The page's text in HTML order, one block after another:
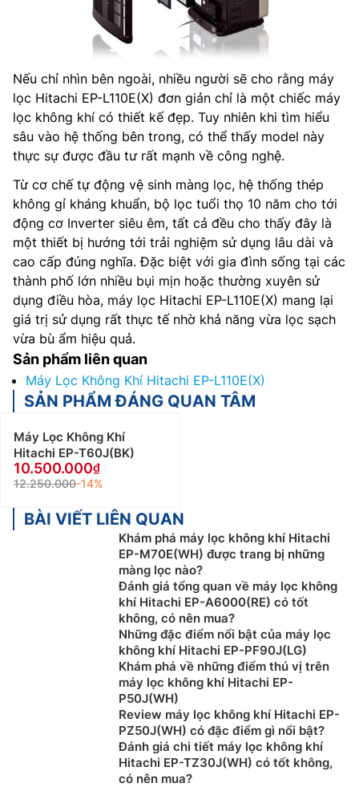
Nếu chỉ nhìn bên ngoài, nhiều người sẽ cho rằng máy
lọc Hitachi EP-L110E(X) đơn giản chỉ là một chiếc máy
lọc không khí có thiết kế đẹp. Tuy nhiên khi tìm hiểu
sâu vào hệ thống bên trong, có thể thấy model này
thực sự được đầu tư rất mạnh về công nghệ.
Từ cơ chế tự động vệ sinh màng lọc, hệ thống thép
không gỉ kháng khuẩn, bộ lọc tuổi thọ 10 năm cho tới
động cơ Inverter siêu êm, tất cả đều cho thấy đây là
một thiết bị hướng tới trải nghiệm sử dụng lâu dài và
cao cấp đúng nghĩa. Đặc biệt với gia đình sống tại các
thành phố lớn nhiều bụi mịn hoặc thường xuyên sử
dụng điều hòa, máy lọc Hitachi EP-L110E(X) mang lại
giá trị sử dụng rất thực tế nhờ khả năng vừa lọc sạch
vừa bù ẩm hiệu quả.
Sản phẩm liên quan
Máy Lọc Không Khí Hitachi EP-L110E(X)
SẢN PHẨM ĐÁNG QUAN TÂM
Máy Lọc Không Khí
Hitachi EP-T60J(BK)
10.500.000
12.250.000-14%
BÀI VIẾT LIÊN QUAN
Khám phá máy lọc không khí Hitachi
EP-M70E(WH) được trang bị những
màng lọc nào?
Đánh giá tổng quan về máy lọc không
khí Hitachi EP-A6000(RE) có tốt
không, có nên mua?
Những đặc điểm nổi bật của máy lọc
không khí Hitachi EP-PF90J(LG)
Khám phá về những điểm thú vị trên
máy lọc không khí Hitachi EP-
P50J(WH)
Review máy lọc không khí Hitachi EP-
PZ50J(WH) có đặc điểm gì nổi bật?
Đánh giá chi tiết máy lọc không khí
Hitachi EP-TZ30J(WH) có tốt không,
có nên mua?